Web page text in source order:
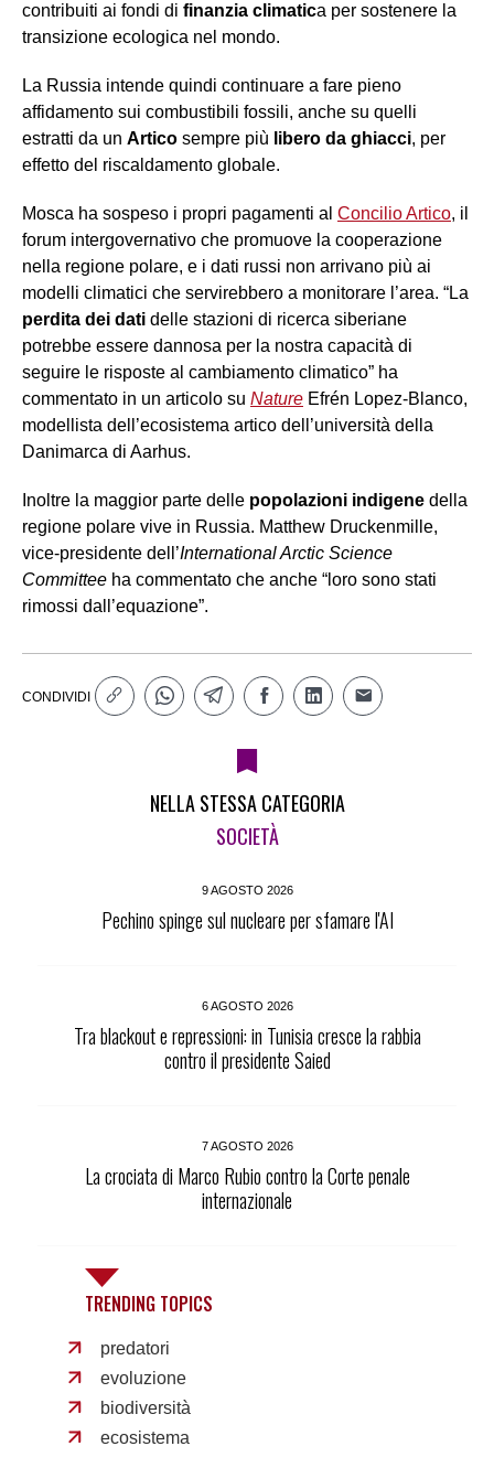
contribuiti ai fondi di finanzia climatica per sostenere la
transizione ecologica nel mondo.
La Russia intende quindi continuare a fare pieno
affidamento sui combustibili fossili, anche su quelli
estratti da un Artico sempre più libero da ghiacci, per
effetto del riscaldamento globale.
Mosca ha sospeso i propri pagamenti al Concilio Artico, il
forum intergovernativo che promuove la cooperazione
nella regione polare, e i dati russi non arrivano più ai
modelli climatici che servirebbero a monitorare l’area. “La
perdita dei dati delle stazioni di ricerca siberiane
potrebbe essere dannosa per la nostra capacità di
seguire le risposte al cambiamento climatico” ha
commentato in un articolo su Nature Efrén Lopez-Blanco,
modellista dell’ecosistema artico dell’università della
Danimarca di Aarhus.
Inoltre la maggior parte delle popolazioni indigene della
regione polare vive in Russia. Matthew Druckenmille,
vice-presidente dell’International Arctic Science
Committee ha commentato che anche “loro sono stati
rimossi dall’equazione”.
CONDIVIDI
NELLA STESSA CATEGORIA
SOCIETÀ
9 AGOSTO 2026
Pechino spinge sul nucleare per sfamare l'AI
6 AGOSTO 2026
Tra blackout e repressioni: in Tunisia cresce la rabbia
contro il presidente Saied
7 AGOSTO 2026
La crociata di Marco Rubio contro la Corte penale
internazionale
TRENDING TOPICS
predatori
evoluzione
biodiversità
ecosistema